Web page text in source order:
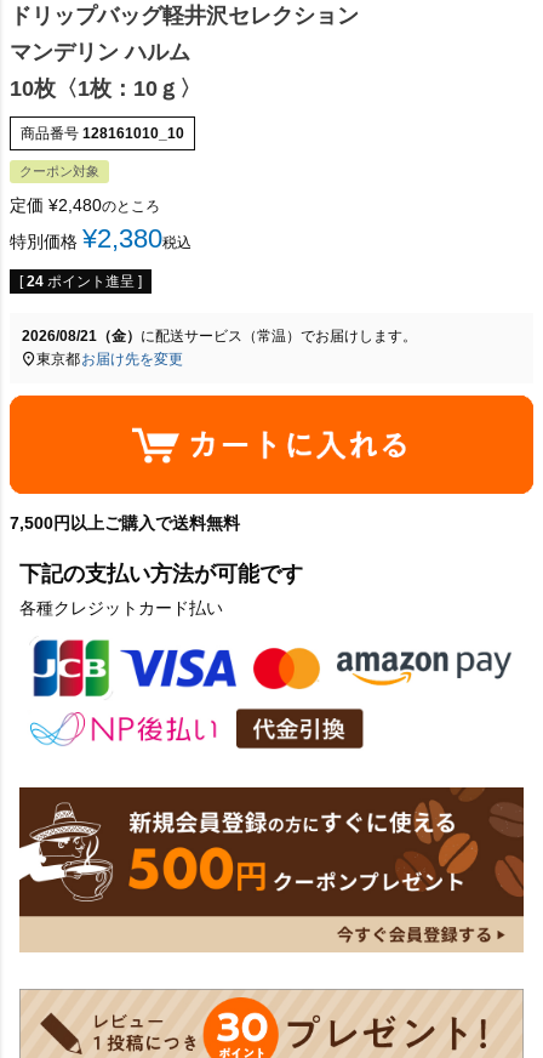
ドリップバッグ軽井沢セレクション
マンデリン ハルム
10枚〈1枚：10ｇ〉
商品番号 128161010_10
クーポン対象
定価 ¥2,480のところ
特別価格 ¥2,380税込
[ 24 ポイント進呈 ]
2026/08/21（金） に配送サービス（常温） でお届けします。
東京都お届け先を変更
7,500円以上ご購入で送料無料
下記の支払い方法が可能です
各種クレジットカード払い